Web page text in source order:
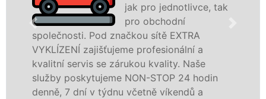
jak pro jednotlivce, tak
pro obchodní
značkou sítě EXTRA
profesionální a
se zárukou kvality. Naše
NON-STOP 24 hodin
týdnu včetně víkendů a
v okrese Brno-
tuto službu jak
osobám se
práce, a to